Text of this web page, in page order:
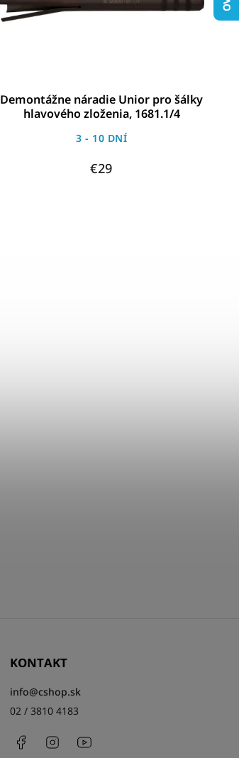
Demontážne náradie Unior pro šálky
hlavového zloženia, 1681.1/4
3 - 10 DNÍ
€29
KONTAKT
info@cshop.sk
02 / 3810 4183
FacebookInstagram